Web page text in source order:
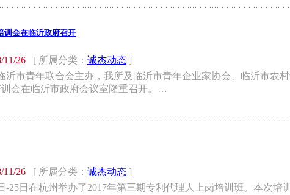
训会在临沂政府召开
11/26 [ 所属分类： 诚杰动态 ]
沂市青年联合会主办，我所及临沂市青年企业家协会、临沂市农
会在临沂市政府会议室隆重召开。…
11/26 [ 所属分类： 诚杰动态 ]
-25日在杭州举办了2017年第三期专利代理人上岗培训班。本次